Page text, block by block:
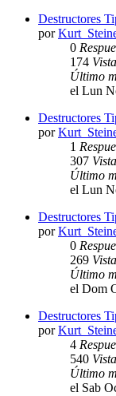
Destructores
por
0
174
Último
el Lun
Destructores
por
1
307
Último
el Lun
Destructores
por
0
269
Último
el Dom
Destructores
por
4
540
Último
el Sab